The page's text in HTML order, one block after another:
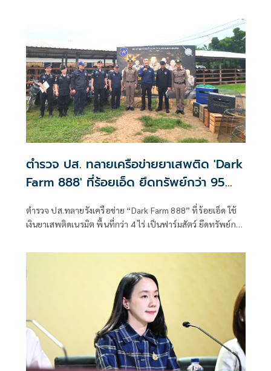
ตำรวจ ปส. ทลายเครือข่ายยาเสพติด 'Dark
Farm 888' ที่ร้อยเอ็ด ยึดทรัพย์กว่า 95
ตำรวจ ปส.ทลายรังเครือข่าย “Dark Farm 888” ที่ร้อยเอ็ด ใช้
เงินยาเสพติดเนรมิต พื้นที่กว่า 4 ไร่ เป็นฟาร์มสัตว์ ยึดทรัพย์กว่า